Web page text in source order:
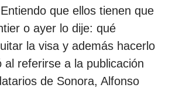
que ellos tienen que
o ayer lo dije: qué
la visa y además hacerlo
al referirse a la publicación
de Sonora, Alfonso